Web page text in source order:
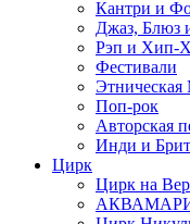
Кантри и
Джаз, Блюз
Рэп и Хип-
Фестивали
Этническая
Поп-рок
Авторская
Инди и
Цирк
Цирк на